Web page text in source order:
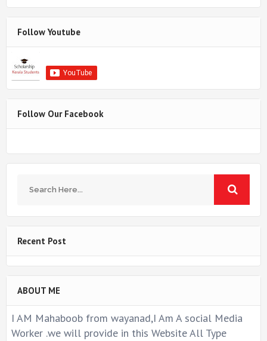
Follow Youtube
Follow Our Facebook
Recent Post
ABOUT ME
I AM Mahaboob from wayanad,I Am A social Media
Worker .we will provide in this Website All Type